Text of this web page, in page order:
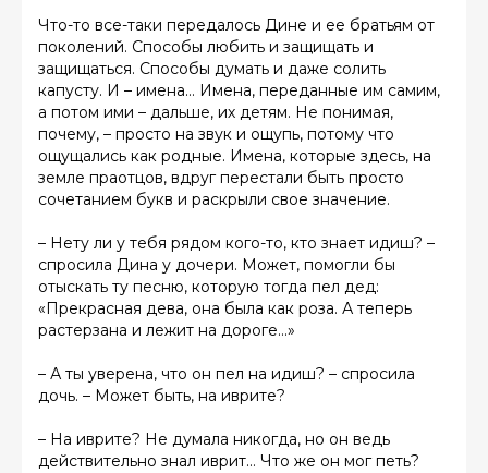
Что-то все-таки передалось Дине и ее братьям от
поколений. Способы любить и защищать и
защищаться. Способы думать и даже солить
капусту. И – имена… Имена, переданные им самим,
а потом ими – дальше, их детям. Не понимая,
почему, – просто на звук и ощупь, потому что
ощущались как родные. Имена, которые здесь, на
земле праотцов, вдруг перестали быть просто
сочетанием букв и раскрыли свое значение.
– Нету ли у тебя рядом кого-то, кто знает идиш? –
спросила Дина у дочери. Может, помогли бы
отыскать ту песню, которую тогда пел дед:
«Прекрасная дева, она была как роза. А теперь
растерзана и лежит на дороге…»
– А ты уверена, что он пел на идиш? – спросила
дочь. – Может быть, на иврите?
– На иврите? Не думала никогда, но он ведь
действительно знал иврит… Что же он мог петь?